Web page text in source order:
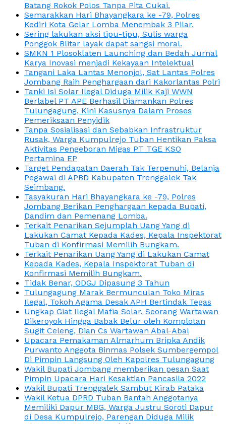
Batang Rokok Polos Tanpa Pita Cukai.
Semarakkan Hari Bhayangkara ke -79, Polres
Kediri Kota Gelar Lomba Menembak 3 Pilar.
Sering lakukan aksi tipu-tipu, Sulis warga
Ponggok Blitar layak dapat sangsi moral.
SMKN 1 Plosoklaten Launching dan Bedah Jurnal
Karya Inovasi menjadi Kekayaan Intelektual
Tangani Laka Lantas Menonjol, Sat Lantas Polres
Jombang Raih Penghargaan dari Kakorlantas Polri
Tanki Isi Solar Ilegal Diduga Milik Kaji WWN
Berlabel PT APE Berhasil Diamankan Polres
Tulungagung, Kini Kasusnya Dalam Proses
Pemeriksaan Penyidik
Tanpa Sosialisasi dan Sebabkan Infrastruktur
Rusak, Warga Kumpulrejo Tuban Hentikan Paksa
Aktivitas Pengeboran Migas PT TGE KSO
Pertamina EP
Target Pendapatan Daerah Tak Terpenuhi, Belanja
Pegawai di APBD Kabupaten Trenggalek Tak
Seimbang.
Tasyakuran Hari Bhayangkara ke -79, Polres
Jombang Berikan Penghargaan kepada Bupati,
Dandim dan Pemenang Lomba.
Terkait Penarikan Sejumplah Uang Yang di
Lakukan Camat Kepada Kades, Kepala Inspektorat
Tuban di Konfirmasi Memilih Bungkam.
Terkait Penarikan Uang Yang di Lakukan Camat
Kepada Kades, Kepala Inspektorat Tuban di
Konfirmasi Memilih Bungkam.
Tidak Benar, ODGJ Dipasung 3 Tahun
Tulungagung Marak Bermunculan Toko Miras
Ilegal, Tokoh Agama Desak APH Bertindak Tegas
Ungkap Giat Ilegal Mafia Solar, Seorang Wartawan
Dikeroyok Hingga Babak Belur oleh Komplotan
Sugit Celeng, Dian Cs Wartawan Abal-Abal
Upacara Pemakaman Almarhum Bripka Andik
Purwanto Anggota Binmas Polsek Sumbergempol
Di Pimpin Langsung Oleh Kapolres Tulungagung
Wakil Bupati Jombang memberikan pesan Saat
Pimpin Upacara Hari Kesaktian Pancasila 2022
Wakil Bupati Trenggalek Sambut Kirab Pataka
Wakil Ketua DPRD Tuban Bantah Anggotanya
Memiliki Dapur MBG, Warga Justru Soroti Dapur
di Desa Kumpulrejo, Parengan Diduga Milik